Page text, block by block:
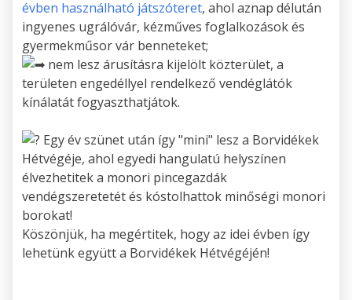
évben használható játszóteret, ahol aznap délután
ingyenes ugrálóvár, kézműves foglalkozások és
gyermekműsor vár benneteket;
nem lesz árusításra kijelölt közterület, a
területen engedéllyel rendelkező vendéglátók
kínálatát fogyaszthatjátok.
Egy év szünet után így "mini" lesz a Borvidékek
Hétvégéje, ahol egyedi hangulatú helyszínen
élvezhetitek a monori pincegazdák
vendégszeretetét és kóstolhattok minőségi monori
borokat!
Köszönjük, ha megértitek, hogy az idei évben így
lehetünk együtt a Borvidékek Hétvégéjén!